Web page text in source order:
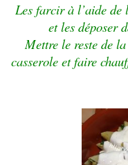
Les farcir à l’aide de
et les déposer
Mettre le reste de
casserole et faire